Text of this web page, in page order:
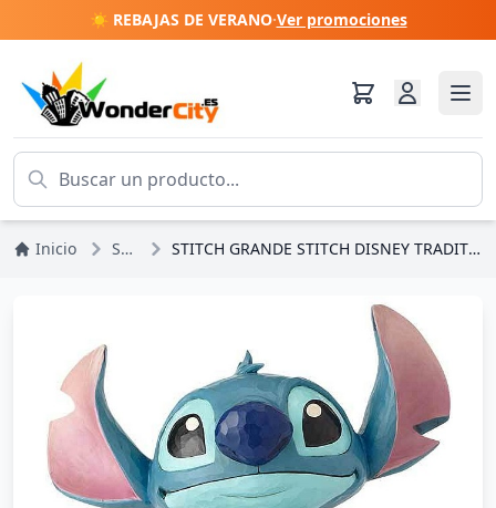
☀️ REBAJAS DE VERANO·Ver promociones
Inicio Stitch STITCH GRANDE STITCH DISNEY TRADITIONS JIM SHORE